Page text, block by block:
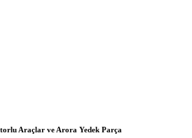
Araçlar ve Arora Yedek Parça